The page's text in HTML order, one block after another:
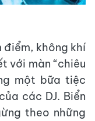
điểm, không khí
với màn “chiêu
một bữa tiệc
các DJ. Biển
theo những